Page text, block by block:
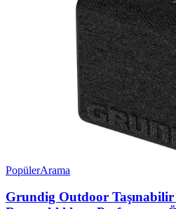
PopülerArama
Grundig Outdoor